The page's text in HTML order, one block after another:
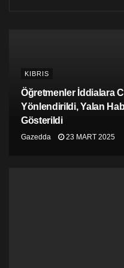
KIBRIS
Öğretmenler İddialara
Yönlendirildi, Yalan
Gösterildi
Gazedda 23 MART 2025